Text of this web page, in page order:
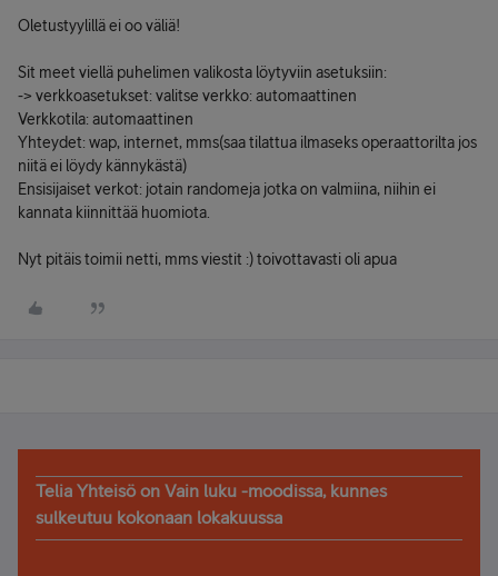
Oletustyylillä ei oo väliä!
Sit meet viellä puhelimen valikosta löytyviin asetuksiin:
-> verkkoasetukset: valitse verkko: automaattinen
Verkkotila: automaattinen
Yhteydet: wap, internet, mms(saa tilattua ilmaseks operaattorilta jos
niitä ei löydy kännykästä)
Ensisijaiset verkot: jotain randomeja jotka on valmiina, niihin ei
kannata kiinnittää huomiota.
Nyt pitäis toimii netti, mms viestit :) toivottavasti oli apua
Telia Yhteisö on Vain luku -moodissa, kunnes
sulkeutuu kokonaan lokakuussa